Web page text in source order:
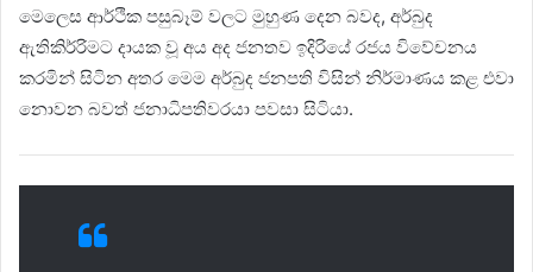
මෙලෙස ආර්ථික පසුබෑම් වලට මුහුණ දෙන බවද, අර්බුද
ඇතිකිර්‍රිමට දායක වූ අය අද ජනතව ඉදිරියේ රජය විවේචනය
කරමින් සිටින අතර මෙම අර්බුද ජනපති විසින් නිර්මාණය කළ එවා
නොවන බවත් ජනාධිපතිවරයා පවසා සිටියා.